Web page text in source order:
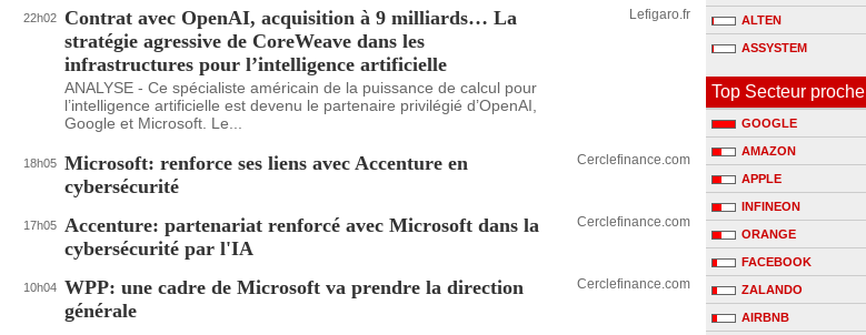
22h02
Contrat avec OpenAI, acquisition à 9 milliards… La
stratégie agressive de CoreWeave dans les
infrastructures pour l’intelligence artificielle
ANALYSE - Ce spécialiste américain de la puissance de calcul pour
l’intelligence artificielle est devenu le partenaire privilégié d’OpenAI,
Google et Microsoft. Le...
Lefigaro.fr
18h05 Microsoft: renforce ses liens avec Accenture en
cybersécurité
Cerclefinance.com
17h05 Accenture: partenariat renforcé avec Microsoft dans la
cybersécurité par l'IA
Cerclefinance.com
10h04 WPP: une cadre de Microsoft va prendre la direction
générale
Cerclefinance.com
ALTEN
ASSYSTEM
Top Secteur proche
GOOGLE
AMAZON
APPLE
INFINEON
ORANGE
FACEBOOK
ZALANDO
AIRBNB